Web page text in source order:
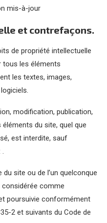
mis-à-jour
et contrefaçons.
de propriété intellectuelle
tous les éléments
les textes, images,
modification, publication,
du site, quel que
est interdite, sauf
.
site ou de l’un quelconque
considérée comme
poursuivie conformément
2 et suivants du Code de